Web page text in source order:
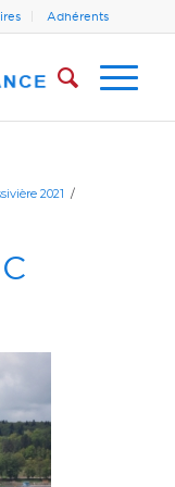
Adhérents
2021 /